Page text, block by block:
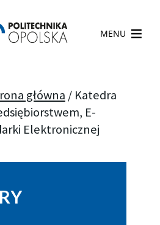
MENU
główna / Katedra
E-
Elektronicznej